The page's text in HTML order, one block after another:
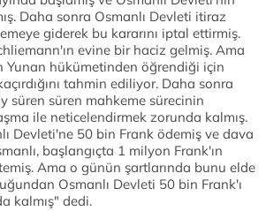
Daha sonra Osmanlı Devleti itiraz
giderek bu kararını iptal ettirmiş.
evine bir haciz gelmiş. Ama
Yunan hükümetinden öğrendiği için
tahmin ediliyor. Daha sonra
süren süren mahkeme sürecinin
ile neticelendirmek zorunda kalmış.
Devleti'ne 50 bin Frank ödemiş ve dava
başlangıçta 1 milyon Frank'ın
Ama o günün şartlarında bunu elde
Osmanlı Devleti 50 bin Frank'ı
kalmış" dedi.